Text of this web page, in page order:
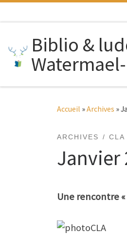
Biblio &
Accueil »Archives »
ARCHIVES CLA
Janvier
Une rencontre «